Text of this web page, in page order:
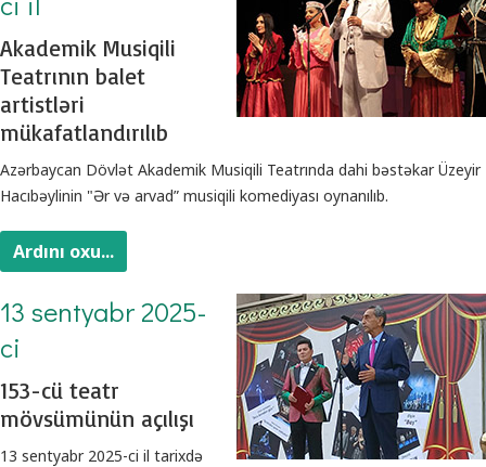
Akademik Musiqili
Teatrının balet
artistləri
mükafatlandırılıb
Azərbaycan Dövlət Akademik Musiqili Teatrında dahi bəstəkar Üzeyir
Hacıbəylinin "Ər və arvad” musiqili komediyası oynanılıb.
Ardını oxu...
13 sentyabr 2025-
ci
153-cü teatr
mövsümünün açılışı
13 sentyabr 2025-ci il tarixdə